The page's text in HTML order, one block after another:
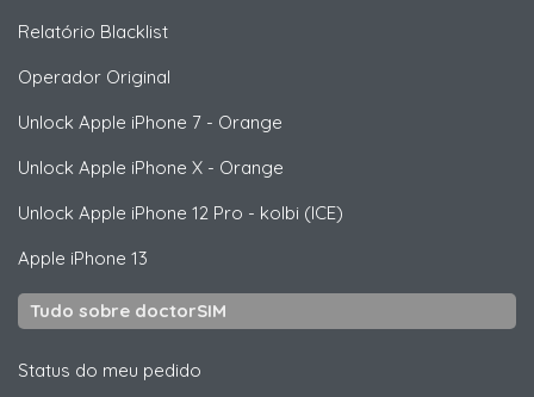
Relatório Blacklist
Operador Original
Unlock Apple iPhone 7 - Orange
Unlock Apple iPhone X - Orange
Unlock Apple iPhone 12 Pro - kolbi (ICE)
Apple iPhone 13
Tudo sobre doctorSIM
Status do meu pedido